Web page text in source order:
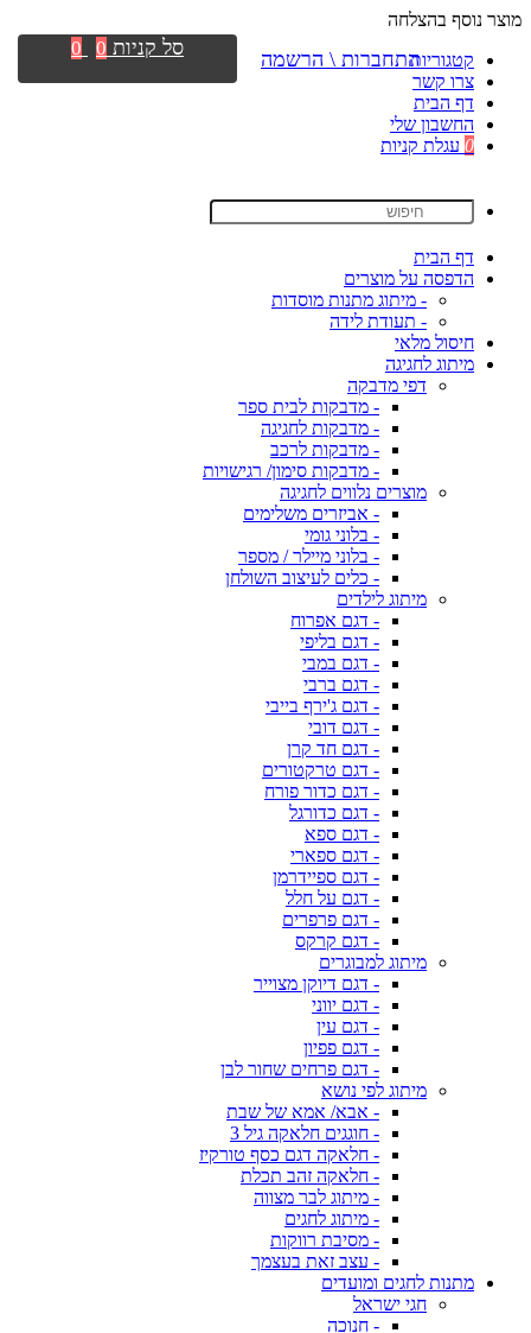
מוצר נוסף בהצלחה
קטגוריות
צרו קשר
דף הבית
החשבון שלי
0 עגלת קניות
דף הבית
הדפסה על מוצרים
- מיתוג מתנות מוסדות
- תעודת לידה
חיסול מלאי
מיתוג לחגיגה
דפי מדבקה
- מדבקות לבית ספר
- מדבקות לחגיגה
- מדבקות לרכב
- מדבקות סימון/ רגישויות
מוצרים נלווים לחגיגה
- אביזרים משלימים
- בלוני גומי
- בלוני מיילר / מספר
- כלים לעיצוב השולחן
מיתוג לילדים
- דגם אפרוח
- דגם בליפי
- דגם במבי
- דגם ברבי
- דגם ג'ירף בייבי
- דגם דובי
- דגם חד קרן
- דגם טרקטורים
- דגם כדור פורח
- דגם כדורגל
- דגם ספא
- דגם ספארי
- דגם ספיידרמן
- דגם על חלל
- דגם פרפרים
- דגם קרקס
מיתוג למבוגרים
- דגם דיוקן מצוייר
- דגם יווני
- דגם עין
- דגם פפיון
- דגם פרחים שחור לבן
מיתוג לפי נושא
- אבא/ אמא של שבת
- חוגגים חלאקה גיל 3
- חלאקה דגם כסף טורקיז
- חלאקה זהב תכלת
- מיתוג לבר מצווה
- מיתוג לחגים
- מסיבת רווקות
- עצב זאת בעצמך
מתנות לחגים ומועדים
חגי ישראל
- חנוכה
התחברות \ הרשמה סל קניות 0
0